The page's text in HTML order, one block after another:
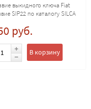
выкидного ключа Fiat
SIP22 по каталогу SILCA
руб.
В корзину